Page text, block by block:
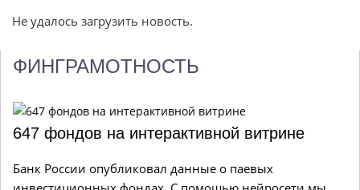
Не удалось загрузить новость.
ФИНГРАМОТНОСТЬ
647 фондов на интерактивной витрине
Банк России опубликовал данные о паевых